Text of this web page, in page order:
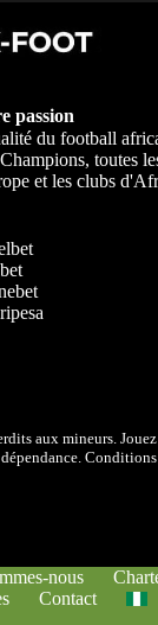
passion
du football
toutes
et les clubs
aux mineurs.
nous
Contact